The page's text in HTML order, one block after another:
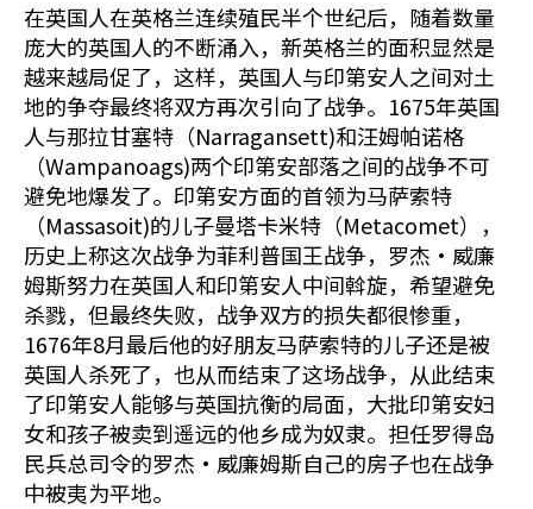
在英国人在英格兰连续殖民半个世纪后，随着数量
庞大的英国人的不断涌入，新英格兰的面积显然是
越来越局促了，这样，英国人与印第安人之间对土
地的争夺最终将双方再次引向了战争。1675年英国
人与那拉甘塞特（Narragansett)和汪姆帕诺格
（Wampanoags)两个印第安部落之间的战争不可
避免地爆发了。印第安方面的首领为马萨索特
（Massasoit)的儿子曼塔卡米特（Metacomet），
历史上称这次战争为菲利普国王战争，罗杰•威廉
姆斯努力在英国人和印第安人中间斡旋，希望避免
杀戮，但最终失败，战争双方的损失都很惨重，
1676年8月最后他的好朋友马萨索特的儿子还是被
英国人杀死了，也从而结束了这场战争，从此结束
了印第安人能够与英国抗衡的局面，大批印第安妇
女和孩子被卖到遥远的他乡成为奴隶。担任罗得岛
民兵总司令的罗杰•威廉姆斯自己的房子也在战争
中被夷为平地。